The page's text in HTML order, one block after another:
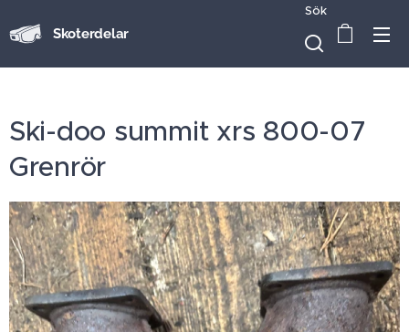
Skoterdelar
Sök
Ski-doo summit xrs 800-07
Grenrör